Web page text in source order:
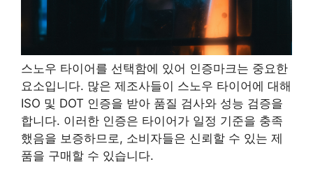
스노우 타이어를 선택함에 있어 인증마크는 중요한
요소입니다. 많은 제조사들이 스노우 타이어에 대해
ISO 및 DOT 인증을 받아 품질 검사와 성능 검증을
합니다. 이러한 인증은 타이어가 일정 기준을 충족
했음을 보증하므로, 소비자들은 신뢰할 수 있는 제
품을 구매할 수 있습니다.